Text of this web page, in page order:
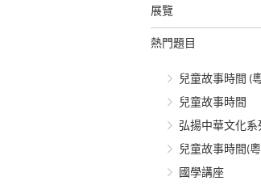
展覽
熱門題目
兒童故事時間 (
兒童故事時間
弘揚中華文化系
兒童故事時間(
國學講座